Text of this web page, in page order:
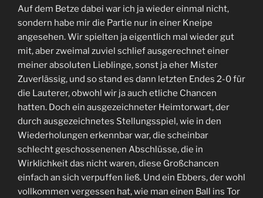
Auf dem Betze dabei war ich ja wieder einmal nicht,
sondern habe mir die Partie nur in einer Kneipe
angesehen. Wir spielten ja eigentlich mal wieder gut
mit, aber zweimal zuviel schlief ausgerechnet einer
meiner absoluten Lieblinge, sonst ja eher Mister
Zuverlässig, und so stand es dann letzten Endes 2-0 für
die Lauterer, obwohl wir ja auch etliche Chancen
hatten. Doch ein ausgezeichneter Heimtorwart, der
durch ausgezeichnetes Stellungsspiel, wie in den
Wiederholungen erkennbar war, die scheinbar
schlecht geschossenenen Abschlüsse, die in
Wirklichkeit das nicht waren, diese Großchancen
einfach an sich verpuffen ließ. Und ein Ebbers, der wohl
vollkommen vergessen hat, wie man einen Ball ins Tor